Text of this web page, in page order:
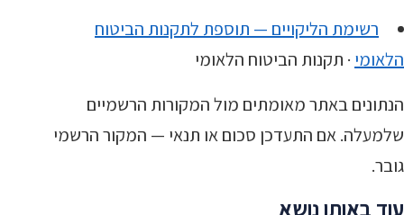
רשימת הליקויים — תוספת לתקנות הביטוח
הלאומי · תקנות הביטוח הלאומי
הנתונים באתר מאומתים מול המקורות הרשמיים
שלמעלה. אם התעדכן סכום או תנאי — המקור הרשמי
גובר.
עוד באותו נושא